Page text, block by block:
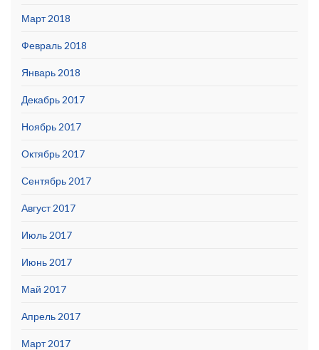
Март 2018
Февраль 2018
Январь 2018
Декабрь 2017
Ноябрь 2017
Октябрь 2017
Сентябрь 2017
Август 2017
Июль 2017
Июнь 2017
Май 2017
Апрель 2017
Март 2017